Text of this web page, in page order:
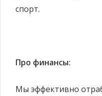
спорт.
Про финансы:
Мы эффективно